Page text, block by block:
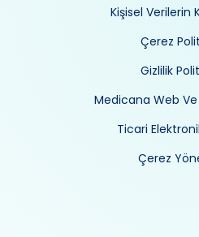
Kişisel Verilerin
Çerez
Gizlilik
Medicana Web Ve
Ticari
Çerez